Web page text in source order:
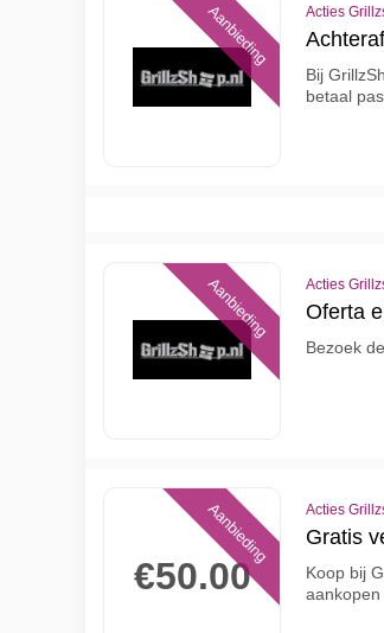
Aanbieding Acties
Bij
betaal
Aanbieding Acties
Oferta
Bezoek
€50.00
Aanbieding Acties
Gratis
Koop bij